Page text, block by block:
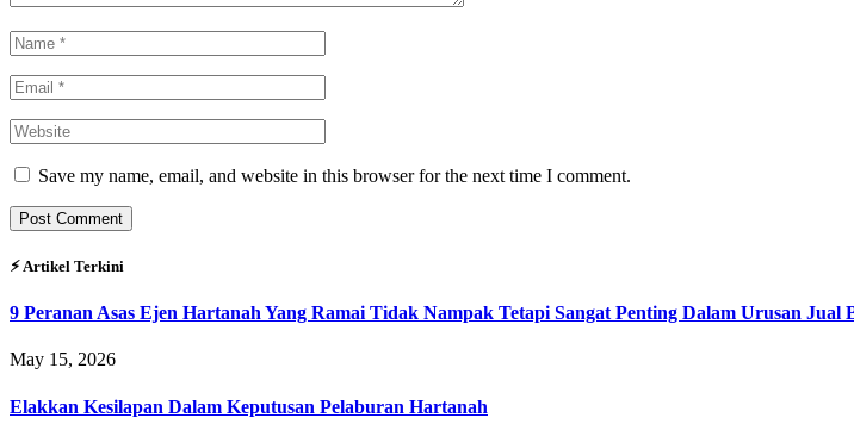
Save my name, email, and website in this browser for the next time I comment.
⚡︎ Artikel Terkini
9 Peranan Asas Ejen Hartanah Yang Ramai Tidak Nampak Tetapi Sangat Penting Dalam Urusan Jual
May 15, 2026
Elakkan Kesilapan Dalam Keputusan Pelaburan Hartanah